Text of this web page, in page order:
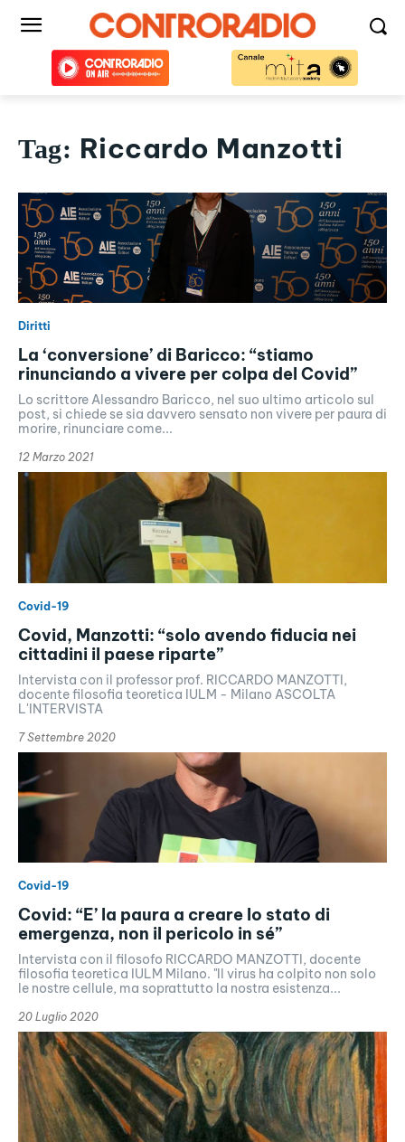
Tag: Riccardo Manzotti
Diritti
La ‘conversione’ di Baricco: “stiamo
rinunciando a vivere per colpa del Covid”
Lo scrittore Alessandro Baricco, nel suo ultimo articolo sul
post, si chiede se sia davvero sensato non vivere per paura di
morire, rinunciare come...
12 Marzo 2021
Covid-19
Covid, Manzotti: “solo avendo fiducia nei
cittadini il paese riparte”
Intervista con il professor prof. RICCARDO MANZOTTI,
docente filosofia teoretica IULM - Milano ASCOLTA
L'INTERVISTA
7 Settembre 2020
Covid-19
Covid: “E’ la paura a creare lo stato di
emergenza, non il pericolo in sé”
Intervista con il filosofo RICCARDO MANZOTTI, docente
filosofia teoretica IULM Milano. "Il virus ha colpito non solo
le nostre cellule, ma soprattutto la nostra esistenza...
20 Luglio 2020